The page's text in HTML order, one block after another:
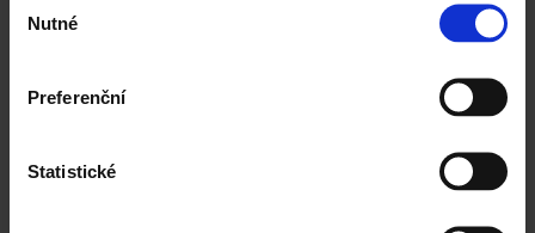
souhlasu
Nutné
Preferenční
Statistické
Navštivte vzorkovnu Terca